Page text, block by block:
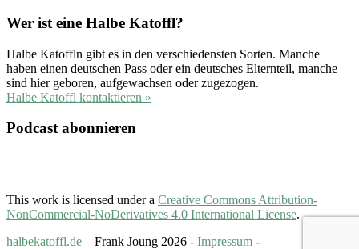
Wer ist eine Halbe Katoffl?
Halbe Katoffln gibt es in den verschiedensten Sorten. Manche
haben einen deutschen Pass oder ein deutsches Elternteil, manche
sind hier geboren, aufgewachsen oder zugezogen.
Halbe Katoffl kontaktieren »
Podcast abonnieren
This work is licensed under a Creative Commons Attribution-
NonCommercial-NoDerivatives 4.0 International License.
halbekatoffl.de – Frank Joung 2026 - Impressum -